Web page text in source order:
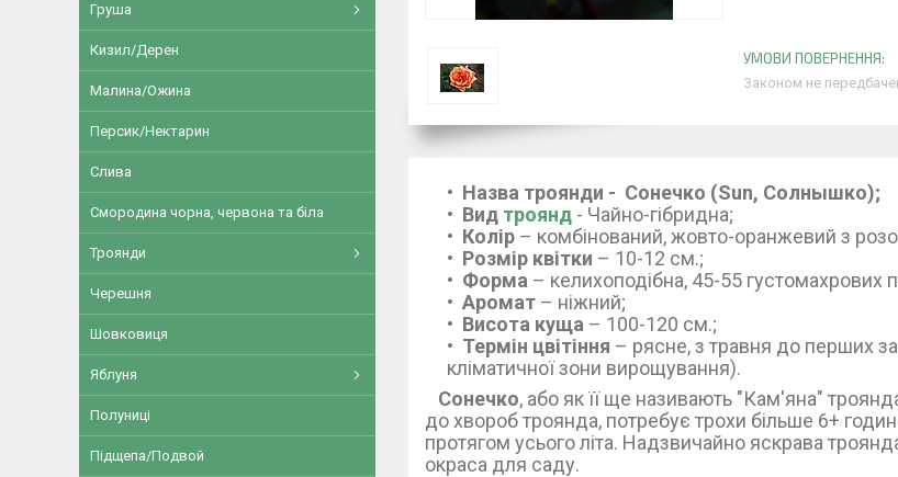
Законом не
Назва троянди - Сонечко (Sun, Солнышко);
Вид троянд - Чайно-гібридна;
Колір – комбінований, жовто-оранжевий з
Розмір квітки – 10-12 см.;
Форма – келихоподібна, 45-55 густомахрових
Аромат – ніжний;
Висота куща – 100-120 см.;
Термін цвітіння – рясне, з травня до перших
кліматичної зони вирощування).
Сонечко, або як її ще називають "Кам'яна"
до хвороб троянда, потребує трохи більше 6+
протягом усього літа. Надзвичайно яскрава
окраса для саду.
Груша
Кизил/Дерен
Малина/Ожина
Персик/Нектарин
Слива
Смородина чорна, червона та біла
Троянди
Черешня
Шовковиця
Яблуня
Полуниці
Підщепа/Подвой